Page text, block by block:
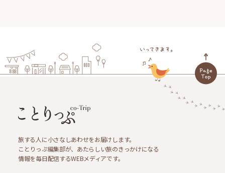
旅する人に小さなしあわせをお届けします。
ことりっぷ編集部が、あたらしい旅のきっかけになる
情報を毎日配信するWEBメディアです。